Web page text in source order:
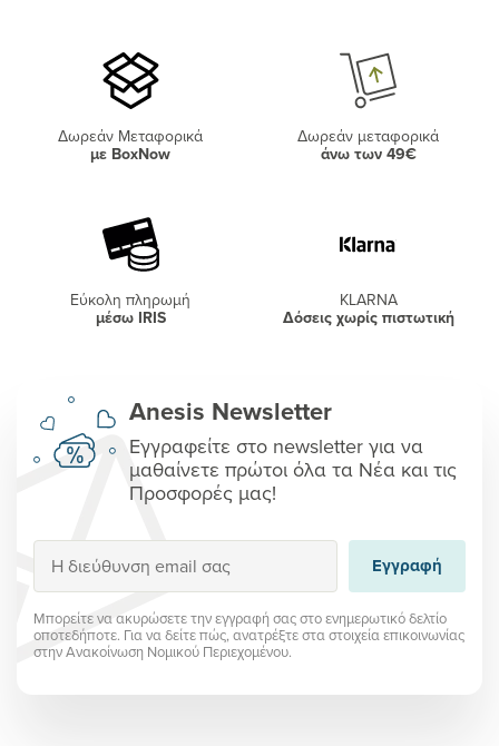
Δωρεάν Μεταφορικά
με BoxNow
Δωρεάν μεταφορικά
άνω των 49€
Εύκολη πληρωμή
μέσω IRIS
KLARNA
Δόσεις χωρίς πιστωτική
Anesis Newsletter
Εγγραφείτε στο newsletter για να
μαθαίνετε πρώτοι όλα τα Νέα και τις
Προσφορές μας!
Εγγραφή
Εγγραφή
Μπορείτε να ακυρώσετε την εγγραφή σας στο ενημερωτικό δελτίο
οποτεδήποτε. Για να δείτε πώς, ανατρέξτε στα στοιχεία επικοινωνίας
στην Ανακοίνωση Νομικού Περιεχομένου.